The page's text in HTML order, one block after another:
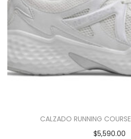
CALZADO RUNNING
$5,590.00